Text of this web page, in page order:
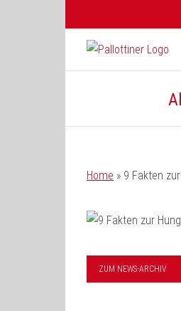
Home » 9 Fakten
ZUM NEWS-ARCHIV